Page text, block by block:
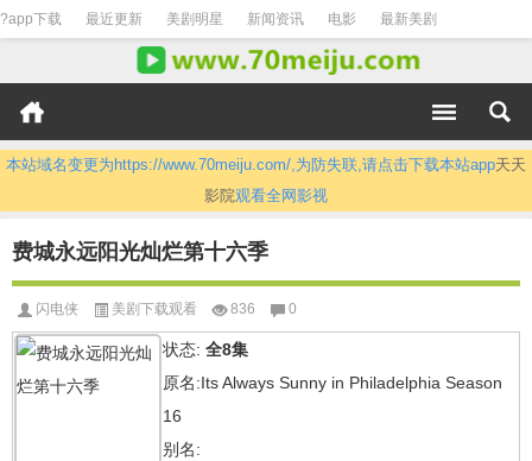
?app下载 最近更新 美剧明星 新闻资讯 电影 最新美剧
本站域名变更为https://www.70meiju.com/,为防失联,请点击下载本站app天天
影院观看全网影视
费城永远阳光灿烂第十六季
闪电侠 美剧下载观看 836 0
状态: 全8集
原名:Its Always Sunny in Philadelphia Season
16
别名: